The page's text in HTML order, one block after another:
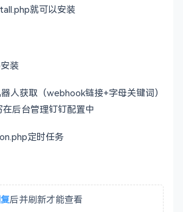
就可以安装
装
人获取（webhook链接+字母关键词）
后台管理钉钉配置中
定时任务
后并刷新才能查看